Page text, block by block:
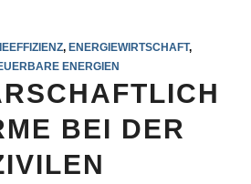
, ENERGIEWIRTSCHAFT,
ENERGIEN
BEI DER